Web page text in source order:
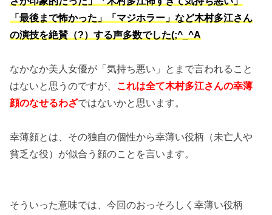
「最後まで怖かった」「マジホラー」など木村多江さん
の演技を絶賛（?）する声多数でした(;^_^A
なかなか美人女優が「気持ち悪い」とまで言われること
はないと思うのですが、 これは全て木村多江さんの幸薄
顔のなせるわざではないかと思います。
幸薄顔とは、その独自の個性から幸薄い役柄（未亡人や
貧乏な役）が似合う顔のことを言います。
そういった意味では、今回のおっそろしく幸薄い役柄